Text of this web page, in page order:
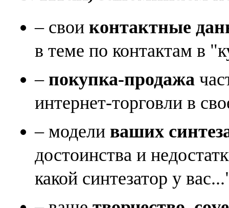
– свои контактные
в теме по контактам в
– покупка-продажа
интернет-торговли в
– модели ваших
достоинства и
какой синтезатор у